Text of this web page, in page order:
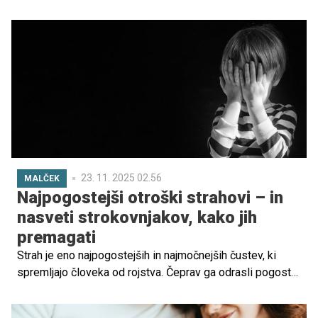
se spopadejo z neprijetnimi čustvi ali kot odziv na
spremembe v njihovem okolju, kot so začetek šole,
MALČEK 23. 11. 2025 02.56
Najpogostejši otroški strahovi – in
nasveti strokovnjakov, kako jih
premagati
Strah je eno najpogostejših in najmočnejših čustev, ki
spremljajo človeka od rojstva. Čeprav ga odrasli pogosto
naraven in koristen odziv – varuje nas pred nevarnostmi